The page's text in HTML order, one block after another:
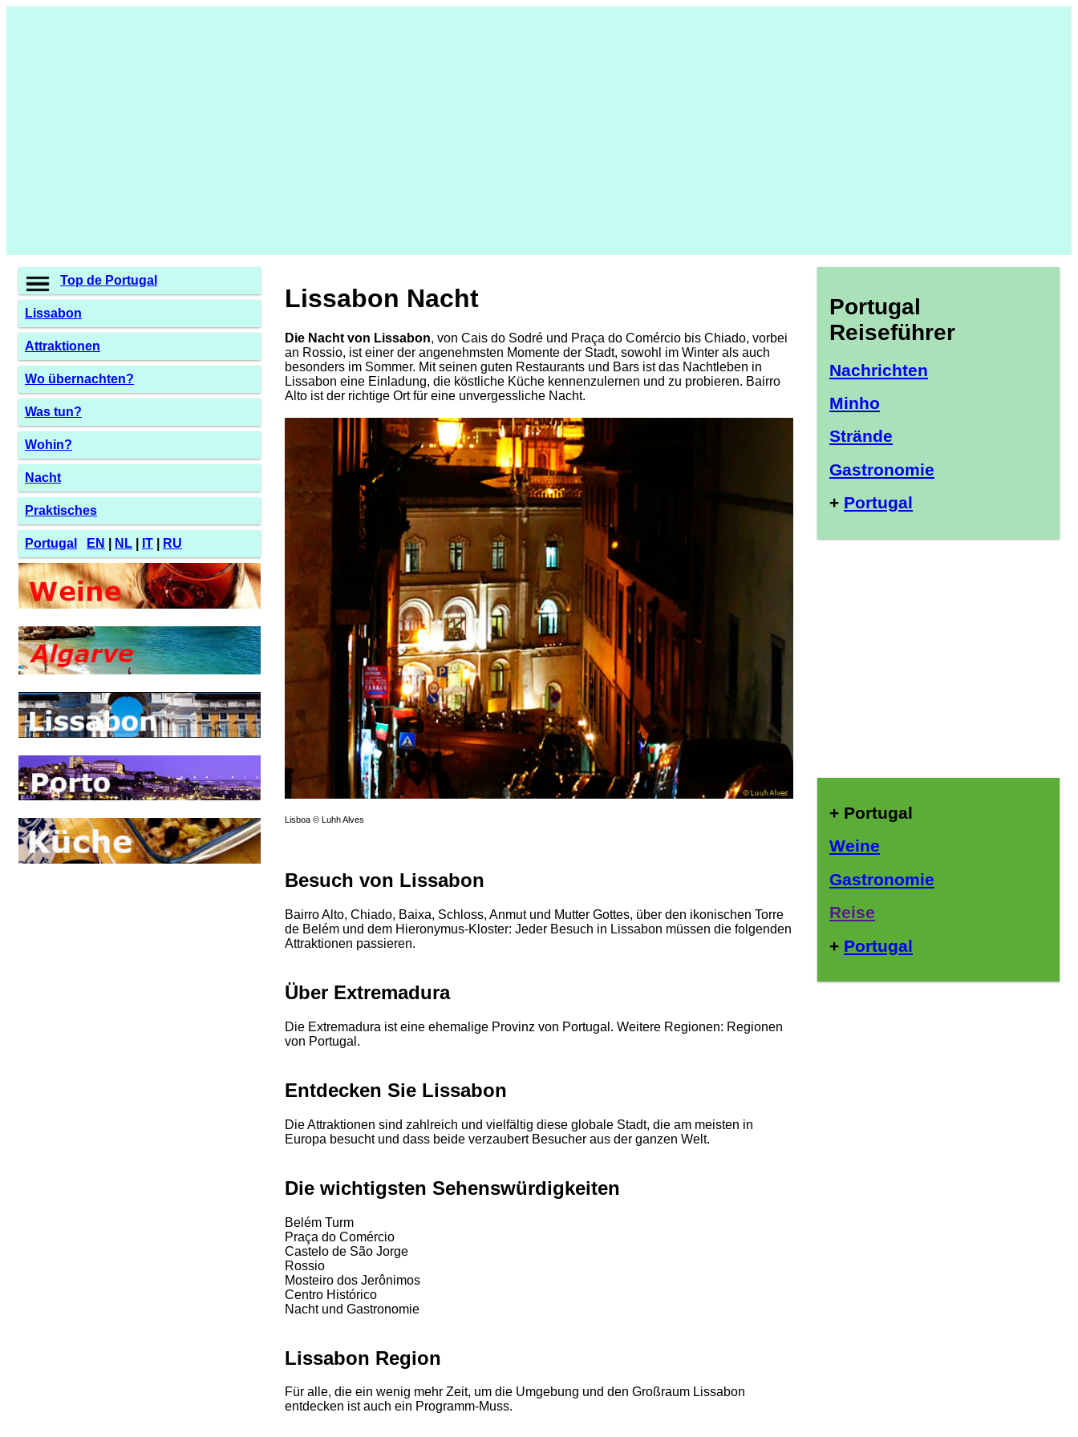
Top de Portugal
Lissabon
Attraktionen
Wo übernachten?
Was tun?
Wohin?
Nacht
Praktisches
Portugal EN NL IT RU
Lissabon Nacht
Die Nacht von Lissabon, von Cais do Sodré und Praça do Comércio bis Chiado, vorbei
an Rossio, ist einer der angenehmsten Momente der Stadt, sowohl im Winter als auch
besonders im Sommer. Mit seinen guten Restaurants und Bars ist das Nachtleben in
Lissabon eine Einladung, die köstliche Küche kennenzulernen und zu probieren. Bairro
Alto ist der richtige Ort für eine unvergessliche Nacht.
Lisboa © Luhh Alves
Besuch von Lissabon
Bairro Alto, Chiado, Baixa, Schloss, Anmut und Mutter Gottes, über den ikonischen Torre
de Belém und dem Hieronymus-Kloster: Jeder Besuch in Lissabon müssen die folgenden
Attraktionen passieren.
Über Extremadura
Die Extremadura ist eine ehemalige Provinz von Portugal. Weitere Regionen: Regionen
von Portugal.
Entdecken Sie Lissabon
Die Attraktionen sind zahlreich und vielfältig diese globale Stadt, die am meisten in
Europa besucht und dass beide verzaubert Besucher aus der ganzen Welt.
Die wichtigsten Sehenswürdigkeiten
Belém Turm
Praça do Comércio
Castelo de São Jorge
Rossio
Mosteiro dos Jerônimos
Centro Histórico
Nacht und Gastronomie
Lissabon Region
Für alle, die ein wenig mehr Zeit, um die Umgebung und den Großraum Lissabon
entdecken ist auch ein Programm-Muss.
Portugal
Reiseführer
Nachrichten
Minho
Strände
Gastronomie
+ Portugal
+ Portugal
Weine
Gastronomie
Reise
+ Portugal